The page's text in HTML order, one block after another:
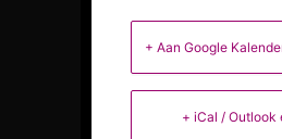
+ Aan Google
+ iCal / Outlook